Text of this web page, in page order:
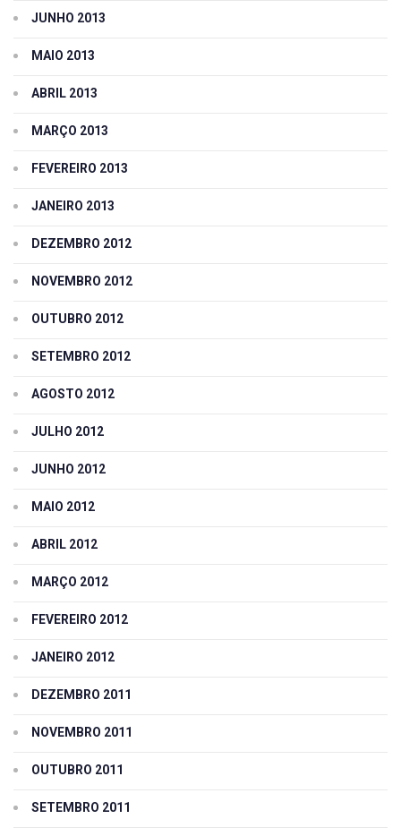
JUNHO 2013
MAIO 2013
ABRIL 2013
MARÇO 2013
FEVEREIRO 2013
JANEIRO 2013
DEZEMBRO 2012
NOVEMBRO 2012
OUTUBRO 2012
SETEMBRO 2012
AGOSTO 2012
JULHO 2012
JUNHO 2012
MAIO 2012
ABRIL 2012
MARÇO 2012
FEVEREIRO 2012
JANEIRO 2012
DEZEMBRO 2011
NOVEMBRO 2011
OUTUBRO 2011
SETEMBRO 2011